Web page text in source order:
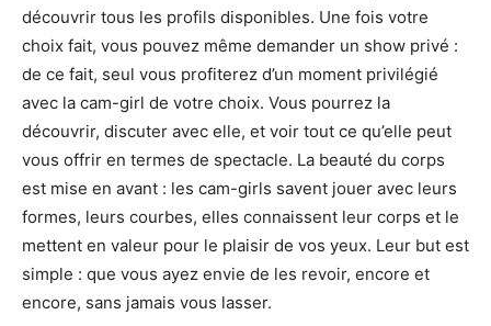
découvrir tous les profils disponibles. Une fois votre
choix fait, vous pouvez même demander un show privé :
de ce fait, seul vous profiterez d’un moment privilégié
avec la cam-girl de votre choix. Vous pourrez la
découvrir, discuter avec elle, et voir tout ce qu’elle peut
vous offrir en termes de spectacle. La beauté du corps
est mise en avant : les cam-girls savent jouer avec leurs
formes, leurs courbes, elles connaissent leur corps et le
mettent en valeur pour le plaisir de vos yeux. Leur but est
simple : que vous ayez envie de les revoir, encore et
encore, sans jamais vous lasser.